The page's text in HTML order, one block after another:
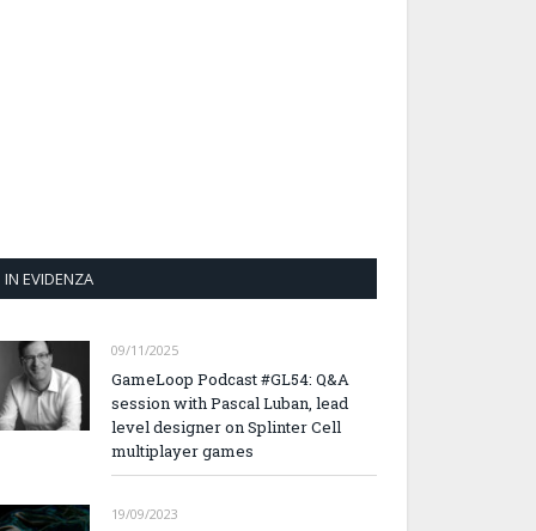
IN EVIDENZA
09/11/2025
GameLoop Podcast #GL54: Q&A
session with Pascal Luban, lead
level designer on Splinter Cell
multiplayer games
19/09/2023